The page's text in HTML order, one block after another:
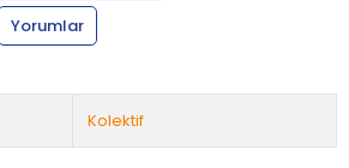
Yorumlar
Kolektif